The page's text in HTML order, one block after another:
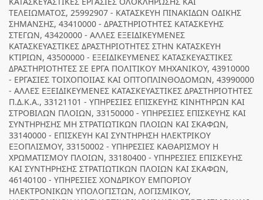
ΤΕΛΕΙΩΜΑΤΟΣ, 25992907 - ΚΑΤΑΣΚΕΥΗ ΠΙΝΑΚΙΔΩΝ ΟΔΙΚΗΣ
ΣΗΜΑΝΣΗΣ, 43410000 - ΔΡΑΣΤΗΡΙΟΤΗΤΕΣ ΚΑΤΑΣΚΕΥΗΣ
ΣΤΕΓΩΝ, 43420000 - ΑΛΛΕΣ ΕΞΕΙΔΙΚΕΥΜΕΝΕΣ
ΚΑΤΑΣΚΕΥΑΣΤΙΚΕΣ ΔΡΑΣΤΗΡΙΟΤΗΤΕΣ ΣΤΗΝ ΚΑΤΑΣΚΕΥΗ
ΚΤΙΡΙΩΝ, 43500000 - ΕΞΕΙΔΙΚΕΥΜΕΝΕΣ ΚΑΤΑΣΚΕΥΑΣΤΙΚΕΣ
ΔΡΑΣΤΗΡΙΟΤΗΤΕΣ ΣΕ ΕΡΓΑ ΠΟΛΙΤΙΚΟΥ ΜΗΧΑΝΙΚΟΥ, 43910000
- ΕΡΓΑΣΙΕΣ ΤΟΙΧΟΠΟΙΙΑΣ ΚΑΙ ΟΠΤΟΠΛΙΝΘΟΔΟΜΩΝ, 43990000
- ΑΛΛΕΣ ΕΞΕΙΔΙΚΕΥΜΕΝΕΣ ΚΑΤΑΣΚΕΥΑΣΤΙΚΕΣ ΔΡΑΣΤΗΡΙΟΤΗΤΕΣ
Π.Δ.Κ.Α., 33121101 - ΥΠΗΡΕΣΙΕΣ ΕΠΙΣΚΕΥΗΣ ΚΙΝΗΤΗΡΩΝ ΚΑΙ
ΣΤΡΟΒΙΛΩΝ ΠΛΟΙΩΝ, 33150000 - ΥΠΗΡΕΣΙΕΣ ΕΠΙΣΚΕΥΗΣ ΚΑΙ
ΣΥΝΤΗΡΗΣΗΣ ΜΗ ΣΤΡΑΤΙΩΤΙΚΩΝ ΠΛΟΙΩΝ ΚΑΙ ΣΚΑΦΩΝ,
33140000 - ΕΠΙΣΚΕΥΗ ΚΑΙ ΣΥΝΤΗΡΗΣΗ ΗΛΕΚΤΡΙΚΟΥ
ΕΞΟΠΛΙΣΜΟΥ, 33150002 - ΥΠΗΡΕΣΙΕΣ ΚΑΘΑΡΙΣΜΟΥ Η
ΧΡΩΜΑΤΙΣΜΟΥ ΠΛΟΙΩΝ, 33180400 - ΥΠΗΡΕΣΙΕΣ ΕΠΙΣΚΕΥΗΣ
ΚΑΙ ΣΥΝΤΗΡΗΣΗΣ ΣΤΡΑΤΙΩΤΙΚΩΝ ΠΛΟΙΩΝ ΚΑΙ ΣΚΑΦΩΝ,
46140100 - ΥΠΗΡΕΣΙΕΣ ΧΟΝΔΡΙΚΟΥ ΕΜΠΟΡΙΟΥ
ΗΛΕΚΤΡΟΝΙΚΩΝ ΥΠΟΛΟΓΙΣΤΩΝ, ΛΟΓΙΣΜΙΚΟΥ,